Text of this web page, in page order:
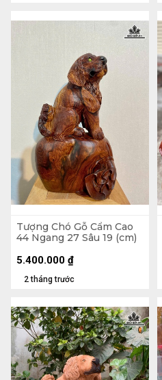
Tượng Chó Gỗ Cẩm Cao
44 Ngang 27 Sâu 19 (cm)
2 tháng trước
5.400.000 ₫